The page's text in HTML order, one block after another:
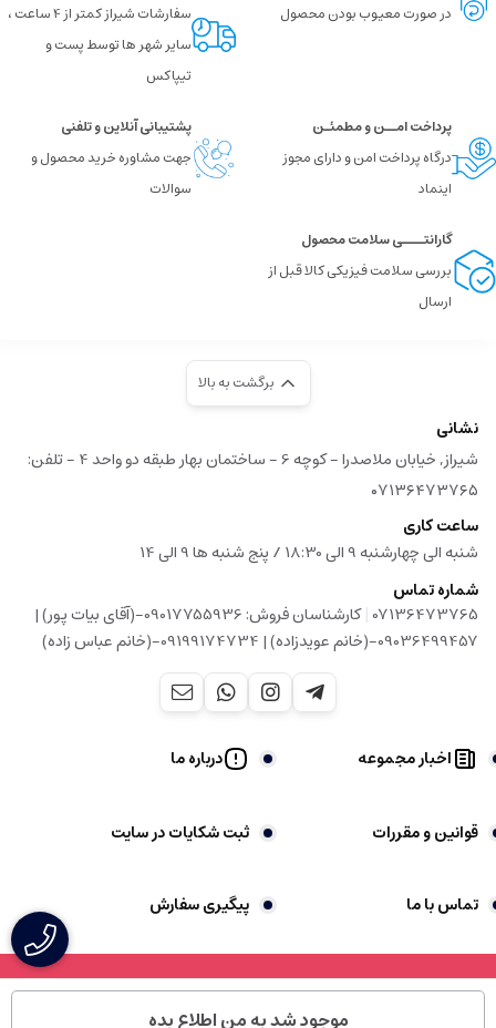
موجود شد به من اطلاع بده
در صورت معیوب بودن محصول
سفارشات شیراز کمتر از 4 ساعت ،
سایر شهر ها توسط پست و
تیپاکس
پرداخت امــن و مطمئـن
درگاه پرداخت امن و دارای مجوز
اینماد
پشتیبانی آنلاین و تلفنی
جهت مشاوره خرید محصول و
سوالات
گارانتــــی سلامت محصول
بررسی سلامت فیزیکی کالا قبل از
ارسال
برگشت به بالا
نشانی
شیراز, خیابان ملاصدرا - کوچه 6 - ساختمان بهار طبقه دو واحد 4 - تلفن:
۰۷۱۳۶۴۷۳۷۶۵
ساعت کاری
شنبه الی چهارشنبه 9 الی 18:30 / پنج شنبه ها 9 الی 14
شماره تماس
07136473765
|
کارشناسان فروش: 09017755936-(آقای بیات پور) |
09036499457-(خانم عویدزاده) | 09199174734-(خانم عباس زاده)
اخبار مجموعه درباره ما
قوانین و مقررات ثبت شکایات در سایت
تماس با ما پیگیری سفارش